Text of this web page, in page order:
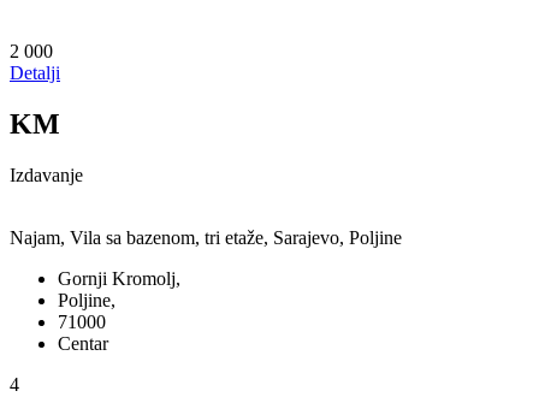
2 000
Detalji
KM
Izdavanje
Najam, Vila sa bazenom, tri etaže, Sarajevo, Poljine
Gornji Kromolj,
Poljine,
71000
Centar
4